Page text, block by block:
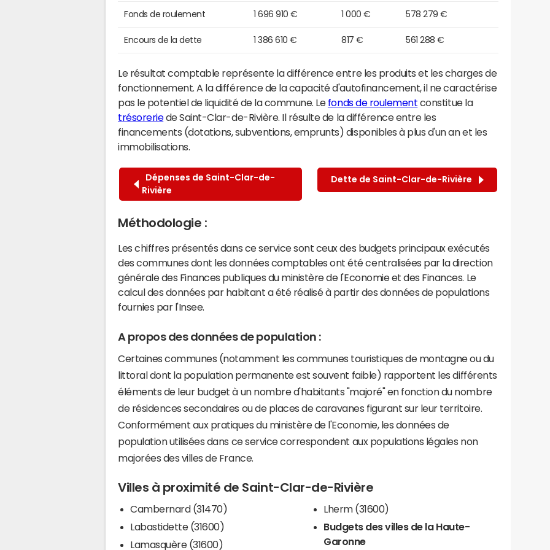
Fonds de roulement 1 696 910 € 1 000 € 578 279 €
Encours de la dette 1 386 610 € 817 € 561 288 €
Le résultat comptable représente la différence entre les produits et les charges de
fonctionnement. A la différence de la capacité d'autofinancement, il ne caractérise
pas le potentiel de liquidité de la commune. Le fonds de roulement constitue la
trésoreriede Saint-Clar-de-Rivière. Il résulte de la différence entre les
financements (dotations, subventions, emprunts) disponibles à plus d'un an et les
immobilisations.
Dépenses de Saint-Clar-de-
Rivière
Dette de Saint-Clar-de-Rivière
Méthodologie :
Les chiffres présentés dans ce service sont ceux des budgets principaux exécutés
des communes dont les données comptables ont été centralisées par la direction
générale des Finances publiques du ministère de l'Economie et des Finances. Le
calcul des données par habitant a été réalisé à partir des données de populations
fournies par l'Insee.
A propos des données de population :
Certaines communes (notamment les communes touristiques de montagne ou du
littoral dont la population permanente est souvent faible) rapportent les différents
éléments de leur budget à un nombre d'habitants "majoré" en fonction du nombre
de résidences secondaires ou de places de caravanes figurant sur leur territoire.
Conformément aux pratiques du ministère de l'Economie, les données de
population utilisées dans ce service correspondent aux populations légales non
majorées des villes de France.
Villes à proximité de Saint-Clar-de-Rivière
Cambernard (31470)
Labastidette (31600)
Lamasquère (31600)
Lherm (31600)
Budgets des villes de la Haute-
Garonne